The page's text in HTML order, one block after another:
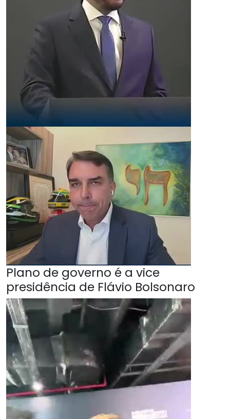
Plano de governo é a vice
presidência de Flávio Bolsonaro